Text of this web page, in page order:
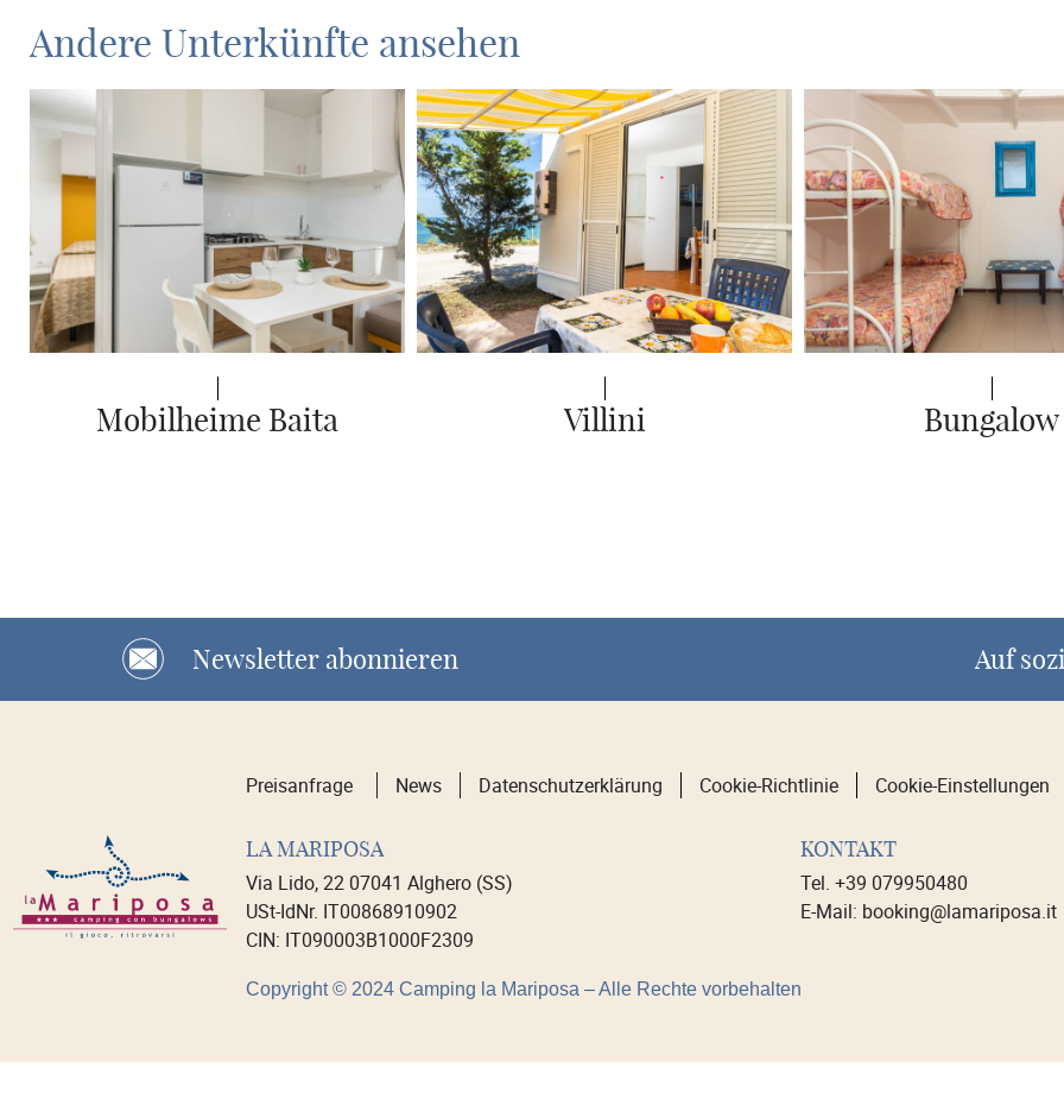
Andere Unterkünfte ansehen
Mobilheime Baita Villini Bungalow
Newsletter abonnieren Auf
Preisanfrage News Datenschutzerklärung Cookie-Richtlinie Cookie-Einstellungen
LA MARIPOSA
Via Lido, 22 07041 Alghero (SS)
USt-IdNr. IT00868910902
CIN: IT090003B1000F2309
KONTAKT
Tel. +39 079950480
E-Mail: booking@lamariposa.it
Copyright © 2024 Camping la Mariposa – Alle Rechte vorbehalten